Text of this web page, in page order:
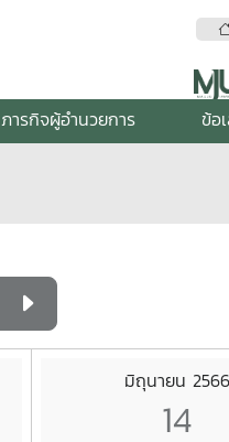
ภารกิจผู้อำนวยการ ข้อ
มิถุนายน 2566
14